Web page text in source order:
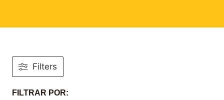
Filters
FILTRAR POR: